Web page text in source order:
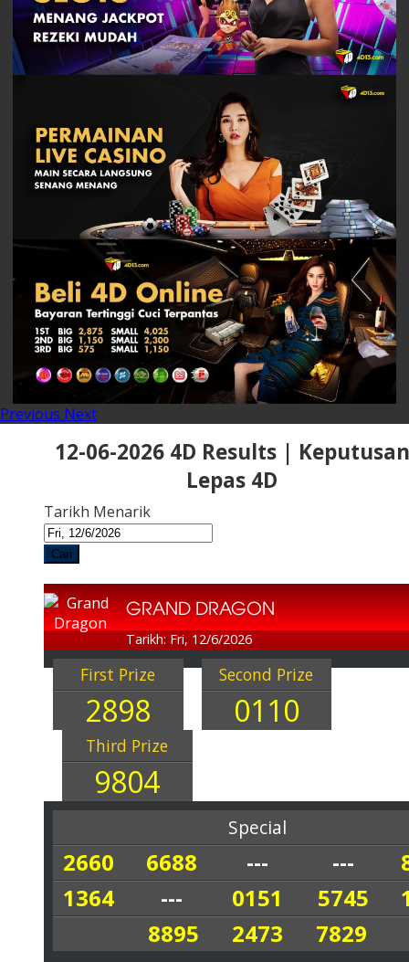
Previous Next
12-06-2026 4D Results | Keputusan
Lepas 4D
Tarikh Menarik
Cari
GRAND DRAGON
Tarikh: Fri, 12/6/2026
First Prize
2898
Second Prize
0110
Third Prize
9804
Special
2660 6688 --- ---
1364
--- 0151 5745
8895
2473 7829